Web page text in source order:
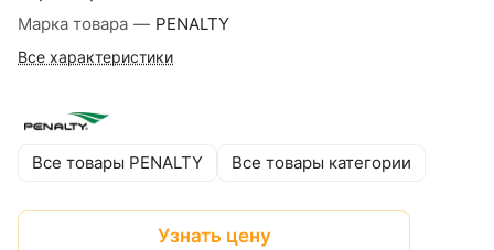
Марка товара — PENALTY
Все характеристики
Все товары PENALTY Все товары категории
Узнать цену